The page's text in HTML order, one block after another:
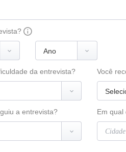
da entrevista? Você
a entrevista? Em qual